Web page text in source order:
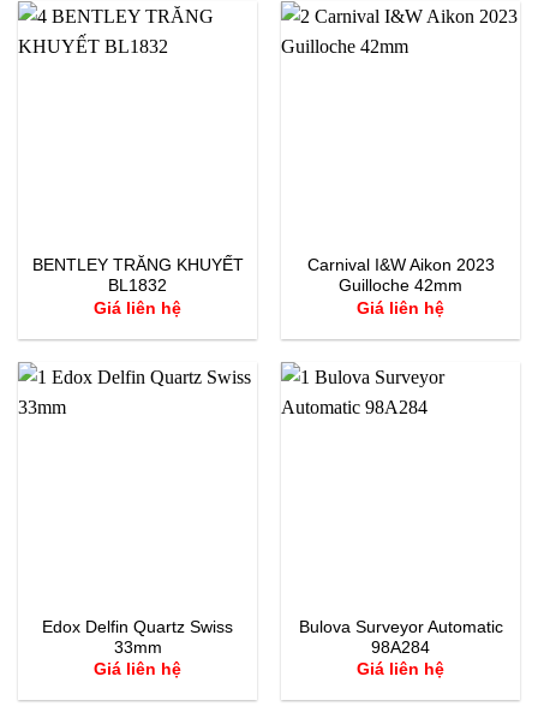
BENTLEY TRĂNG KHUYẾT
BL1832
Giá liên hệ
Carnival I&W Aikon 2023
Guilloche 42mm
Giá liên hệ
Edox Delfin Quartz Swiss
33mm
Giá liên hệ
Bulova Surveyor Automatic
98A284
Giá liên hệ